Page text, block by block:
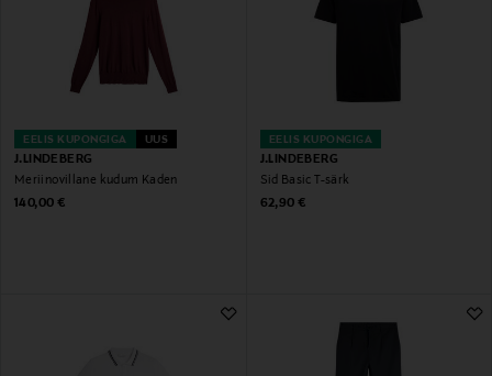
EELIS KUPONGIGA UUS
J.LINDEBERG
Meriinovillane kudum Kaden
Original Price
140,00 €
EELIS KUPONGIGA
J.LINDEBERG
Sid Basic T-särk
Original Price
62,90 €